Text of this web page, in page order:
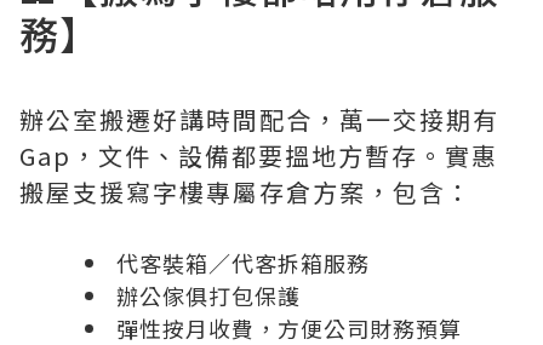
務】
辦公室搬遷好講時間配合，萬一交接期有
Gap，文件、設備都要搵地方暫存。實惠
搬屋支援寫字樓專屬存倉方案，包含：
代客裝箱／代客拆箱服務
辦公傢俱打包保護
彈性按月收費，方便公司財務預算